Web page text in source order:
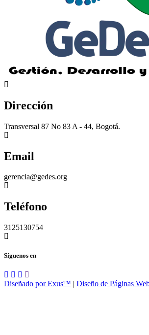
Dirección
Transversal 87 No 83 A - 44, Bogotá.
Email
gerencia@gedes.org
Teléfono
3125130754
Síguenos en
Diseñado por Exus™ | Diseño de Páginas